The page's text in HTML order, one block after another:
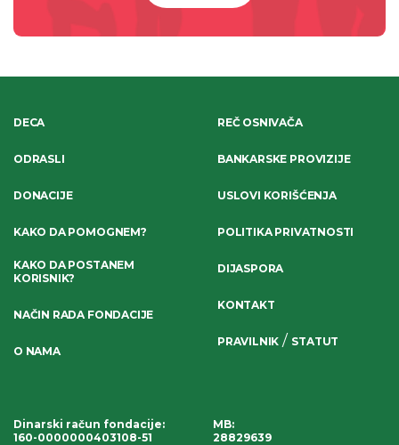
DECA
ODRASLI
DONACIJE
KAKO DA POMOGNEM?
KAKO DA POSTANEM
KORISNIK?
NAČIN RADA FONDACIJE
O NAMA
REČ OSNIVAČA
BANKARSKE PROVIZIJE
USLOVI KORIŠĆENJA
POLITIKA PRIVATNOSTI
DIJASPORA
KONTAKT
PRAVILNIK / STATUT
Dinarski račun fondacije:
160-0000000403108-51
MB:
28829639